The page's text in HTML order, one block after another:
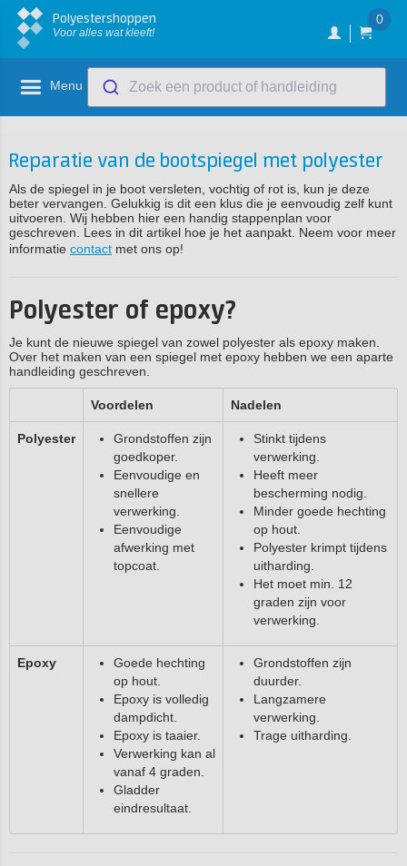
Polyestershoppen
Voor alles wat kleeft!
0
Menu Zoek een product of handleiding
Reparatie van de bootspiegel met polyester
Als de spiegel in je boot versleten, vochtig of rot is, kun je deze
beter vervangen. Gelukkig is dit een klus die je eenvoudig zelf kunt
uitvoeren. Wij hebben hier een handig stappenplan voor
geschreven. Lees in dit artikel hoe je het aanpakt. Neem voor meer
informatie contact met ons op!
Polyester of epoxy?
Je kunt de nieuwe spiegel van zowel polyester als epoxy maken.
Over het maken van een spiegel met epoxy hebben we een aparte
handleiding geschreven.
Voordelen Nadelen
Polyester
Grondstoffen zijn
goedkoper.
Eenvoudige en
snellere
verwerking.
Eenvoudige
afwerking met
topcoat.
Stinkt tijdens
verwerking.
Heeft meer
bescherming nodig.
Minder goede hechting
op hout.
Polyester krimpt tijdens
uitharding.
Het moet min. 12
graden zijn voor
verwerking.
Epoxy
Goede hechting
op hout.
Epoxy is volledig
dampdicht.
Epoxy is taaier.
Verwerking kan al
vanaf 4 graden.
Gladder
eindresultaat.
Grondstoffen zijn
duurder.
Langzamere
verwerking.
Trage uitharding.